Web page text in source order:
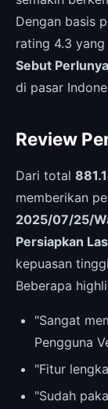
Dengan basis
rating 4.3 yang
Sebut
di pasar
Review
Dari total
memberikan
2025/07/25/
Persiapkan
kepuasan
Beberapa
"Sangat
Pengguna
"Fitur
"Sudah